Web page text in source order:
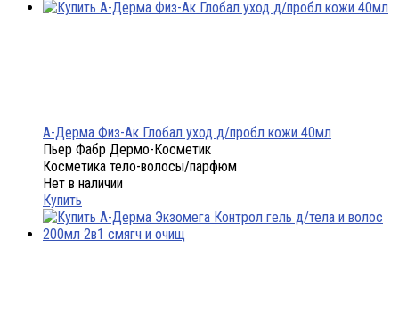
А-Дерма Физ-Ак Глобал уход д/пробл кожи 40мл
Пьер Фабр Дермо-Косметик
Косметика тело-волосы/парфюм
Нет в наличии
Купить